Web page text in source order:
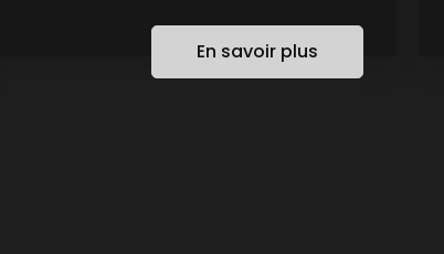
En savoir plus